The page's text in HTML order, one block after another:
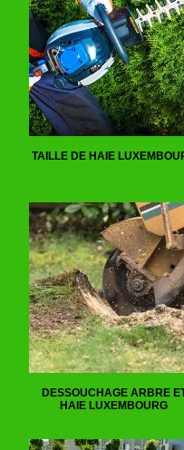
TAILLE DE HAIE
DESSOUCHAGE ARBRE
HAIE LUXEMBOURG